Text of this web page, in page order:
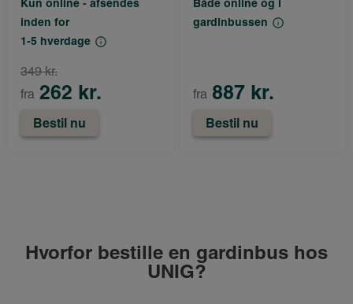
Kun online - afsendes
inden for
1-5 hverdage
fra 262 kr.
349 kr.
Bestil nu
Både online og i
gardinbussen
fra 887 kr.
Bestil nu
Hvorfor bestille en gardinbus hos
UNIG?